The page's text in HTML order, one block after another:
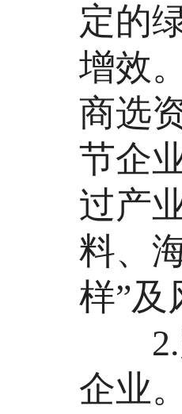
定的
增效
商选
节企
过产
料、
样”及
2.完
企业。